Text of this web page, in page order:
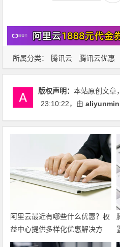
所属分类： 腾讯云 腾讯云优惠
版权声明：本站原创文章
23:10:22，由
阿里云最近有哪些什么优惠？权
益中心提供多样化优惠解决方
案，帮助力用户上云